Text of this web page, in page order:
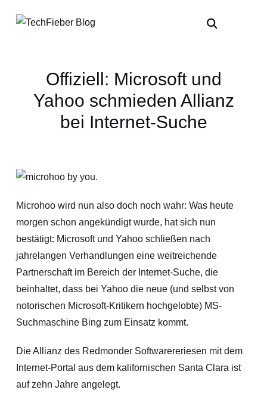
Offiziell: Microsoft und
Yahoo schmieden Allianz
bei Internet-Suche
Microhoo wird nun also doch noch wahr: Was heute
morgen schon angekündigt wurde, hat sich nun
bestätigt: Microsoft und Yahoo schließen nach
jahrelangen Verhandlungen eine weitreichende
Partnerschaft im Bereich der Internet-Suche, die
beinhaltet, dass bei Yahoo die neue (und selbst von
notorischen Microsoft-Kritikern hochgelobte) MS-
Suchmaschine Bing zum Einsatz kommt.
Die Allianz des Redmonder Softwarereriesen mit dem
Internet-Portal aus dem kalifornischen Santa Clara ist
auf zehn Jahre angelegt.